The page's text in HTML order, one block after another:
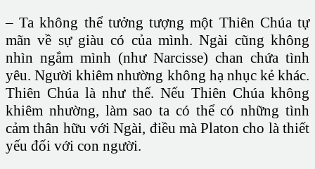
– Ta không thể tưởng tượng một Thiên Chúa tự
mãn về sự giàu có của mình. Ngài cũng không
nhìn ngắm mình (như Narcisse) chan chứa tình
yêu. Người khiêm nhường không hạ nhục kẻ khác.
Thiên Chúa là như thế. Nếu Thiên Chúa không
khiêm nhường, làm sao ta có thể có những tình
cảm thân hữu với Ngài, điều mà Platon cho là thiết
yếu đối với con người.